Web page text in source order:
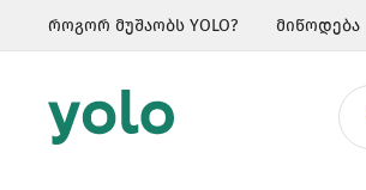
როგორ მუშაობს YOLO? მიწოდება